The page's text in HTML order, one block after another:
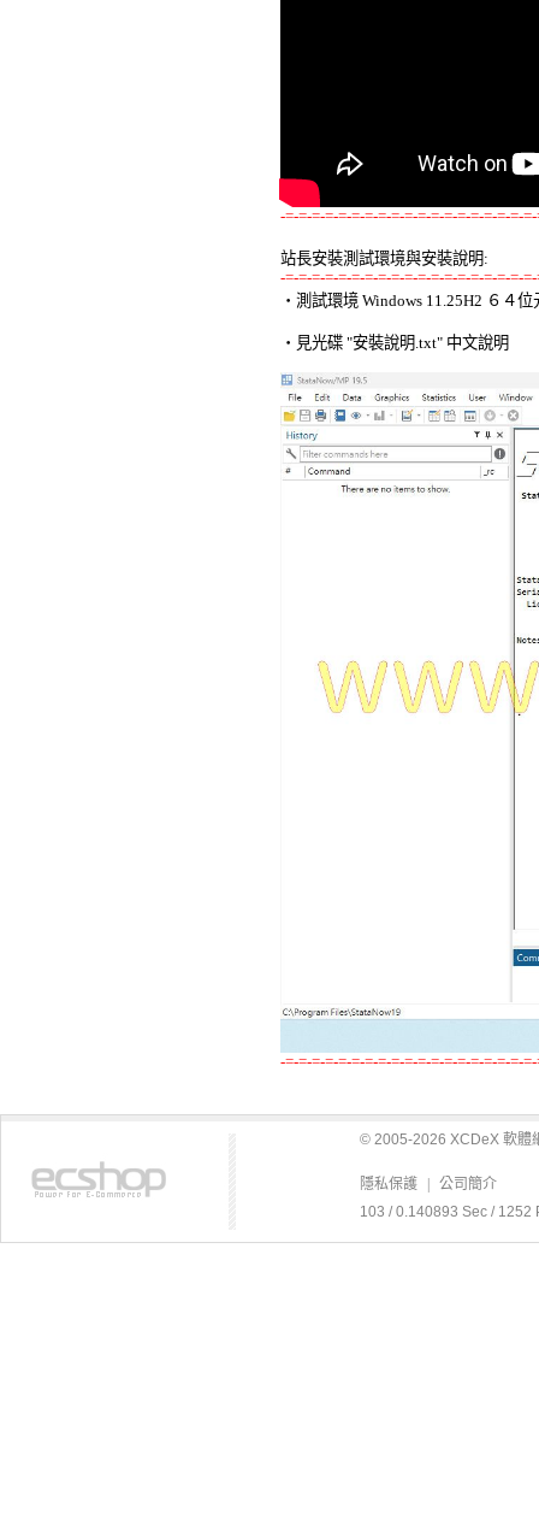
-=-=-=-=-=-=-=-=-=-=-=-=-=-=-=-=-=-=-
站長安裝測試環境與安裝說明:
-=-=-=-=-=-=-=-=-=-=-=-=-=-=-=-=-=-=-
‧測試環境 Windows 11.25H2 ６４
‧見光碟 "安裝說明.txt" 中文說明
-=-=-=-=-=-=-=-=-=-=-=-=-=-=-=-=-=-=-
© 2005-2026 XCDeX 軟體
隱私保護
公司簡介
103 / 0.140893 Sec / 1252